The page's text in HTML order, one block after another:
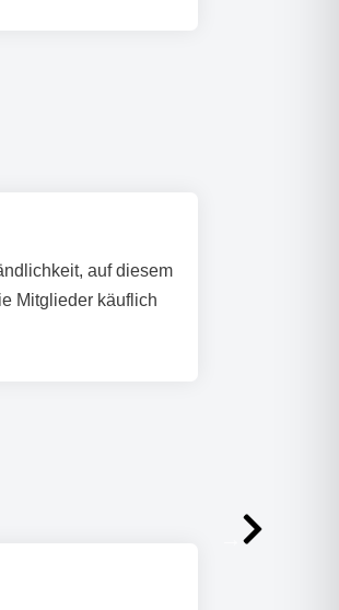
auf diesem
Mitglieder käuflich